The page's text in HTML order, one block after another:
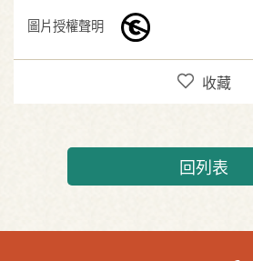
圖片授權聲明
收藏
回列表